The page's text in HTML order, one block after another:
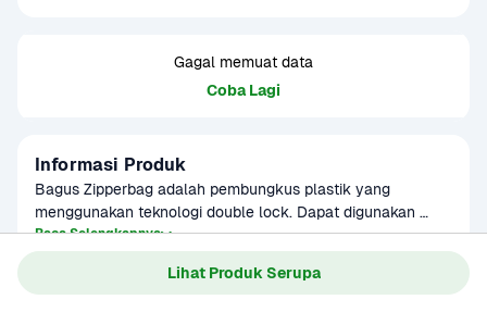
Lihat Produk Serupa
Gagal memuat data
Coba Lagi
Informasi Produk
Bagus Zipperbag adalah pembungkus plastik yang
menggunakan teknologi double lock. Dapat digunakan
untuk membungkus ikan, daging, atau makanan agar
makanan tetap terjaga.
Baca Selengkapnya
Kategori
Perawatan Rumah
2 tahun